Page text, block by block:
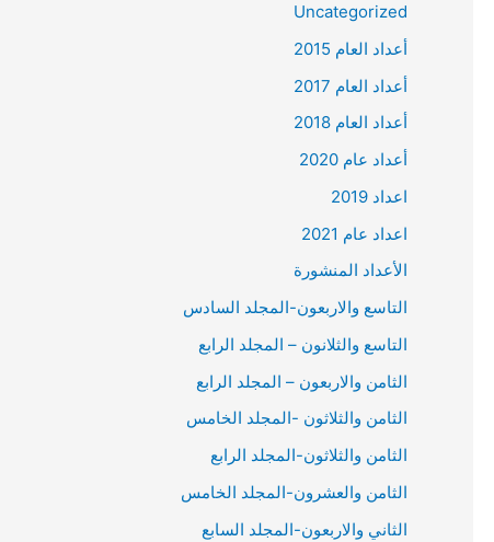
Uncategorized
أعداد العام 2015
أعداد العام 2017
أعداد العام 2018
أعداد عام 2020
اعداد 2019
اعداد عام 2021
الأعداد المنشورة
التاسع والاربعون-المجلد السادس
التاسع والثلانون – المجلد الرابع
الثامن والاربعون – المجلد الرابع
الثامن والثلاثون -المجلد الخامس
الثامن والثلاثون-المجلد الرابع
الثامن والعشرون-المجلد الخامس
الثاني والاربعون-المجلد السابع